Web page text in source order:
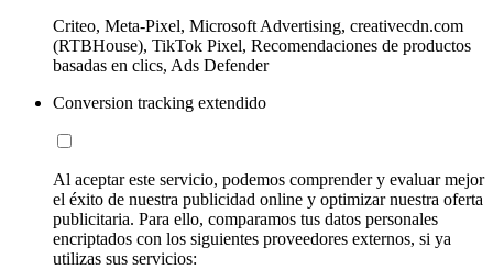
Criteo, Meta-Pixel, Microsoft Advertising, creativecdn.com
(RTBHouse), TikTok Pixel, Recomendaciones de productos
basadas en clics, Ads Defender
Conversion tracking extendido
Al aceptar este servicio, podemos comprender y evaluar mejor
el éxito de nuestra publicidad online y optimizar nuestra oferta
publicitaria. Para ello, comparamos tus datos personales
encriptados con los siguientes proveedores externos, si ya
utilizas sus servicios: